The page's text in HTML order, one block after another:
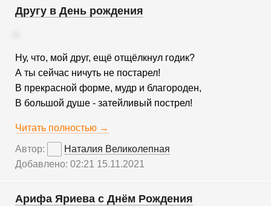
Другу в День рождения
Ну, что, мой друг, ещё отщёлкнул годик?
А ты сейчас ничуть не постарел!
В прекрасной форме, мудр и благороден,
В большой душе - затейливый пострел!
Читать полностью →
Автор:
Наталия Великолепная
Добавлено: 02:21 15.11.2021
Арифа Яриева с Днём Рождения